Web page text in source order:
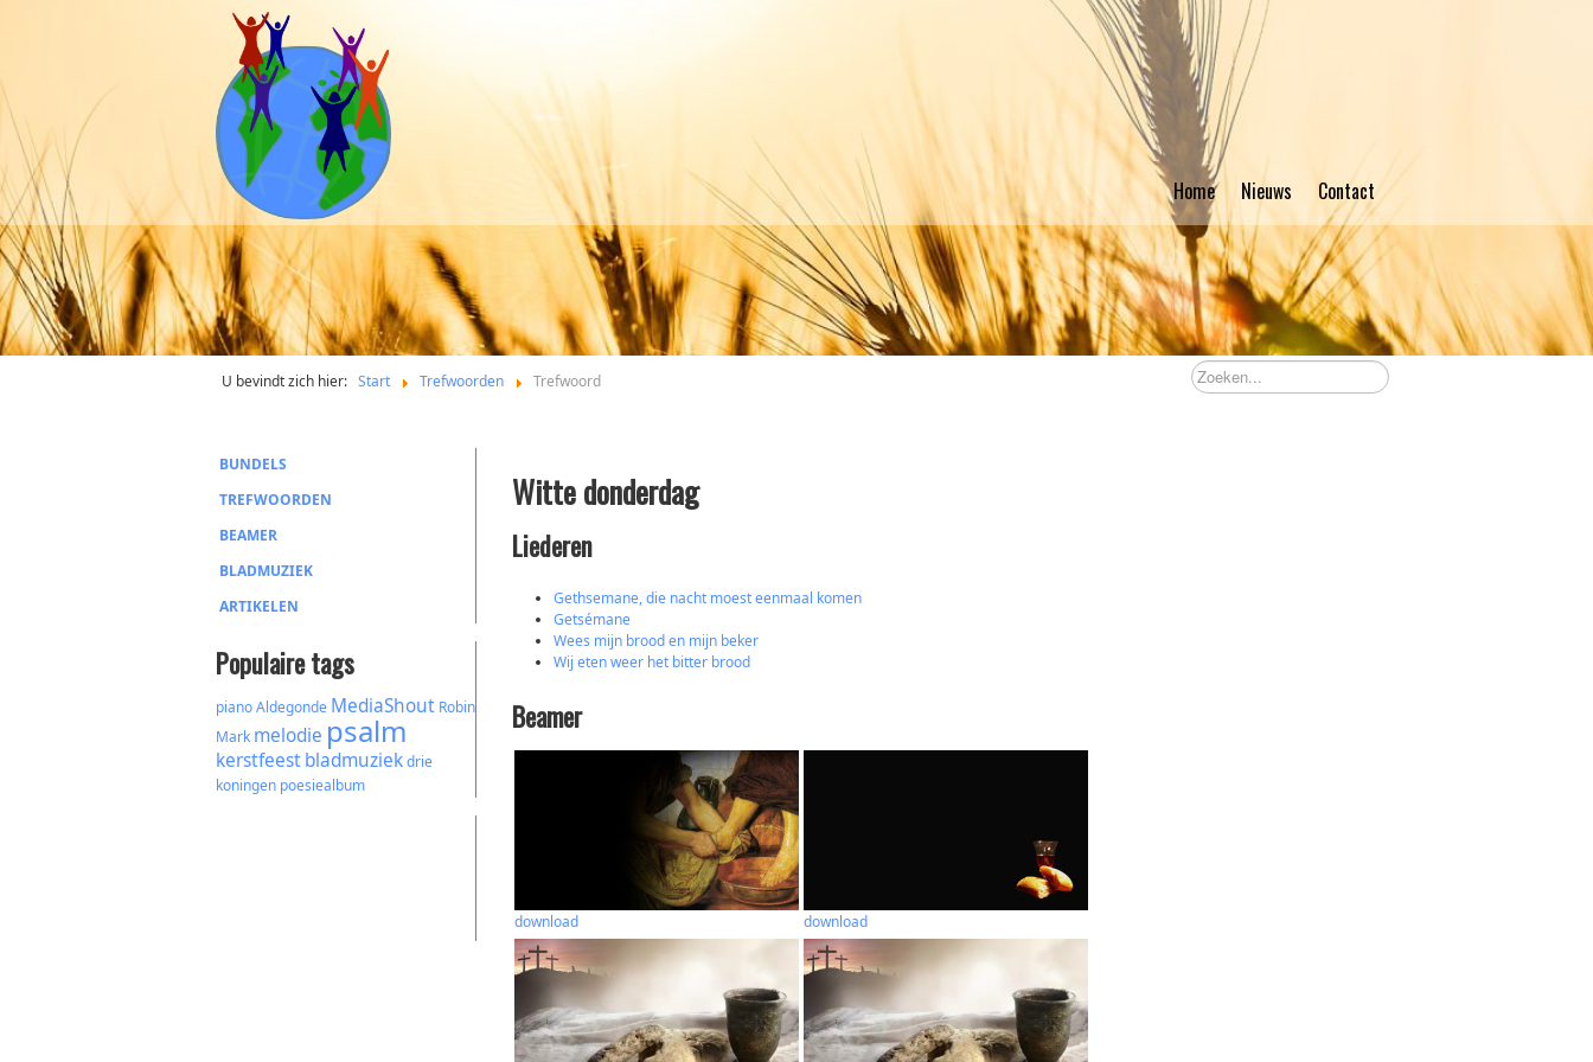
Home Nieuws Contact
U bevindt zich hier: Start Trefwoorden Trefwoord
BUNDELS
TREFWOORDEN
BEAMER
BLADMUZIEK
ARTIKELEN
Populaire tags
pianoAldegonde MediaShout Robin
Mark melodie psalm
kerstfeestbladmuziekdrie
koningen poesiealbum
Witte donderdag
Liederen
Gethsemane, die nacht moest eenmaal komen
Getsémane
Wees mijn brood en mijn beker
Wij eten weer het bitter brood
Beamer
download download